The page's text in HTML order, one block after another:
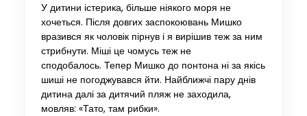
У дитини істерика, більше ніякого моря не
хочеться. Після довгих заспокоювань Мишко
вразився як чоловік пірнув і я вирішив теж за ним
стрибнути. Міші це чомусь теж не
сподобалось. Тепер Мишко до понтона ні за якісь
шиші не погоджувався йти. Найближчі пару днів
дитина далі за дитячий пляж не заходила,
мовляв: «Тато, там рибки».